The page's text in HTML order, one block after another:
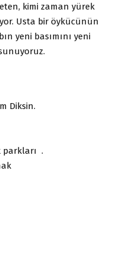
kimi zaman yürek
Usta bir öykücünün
yeni basımını yeni
Diksin.
parkları .